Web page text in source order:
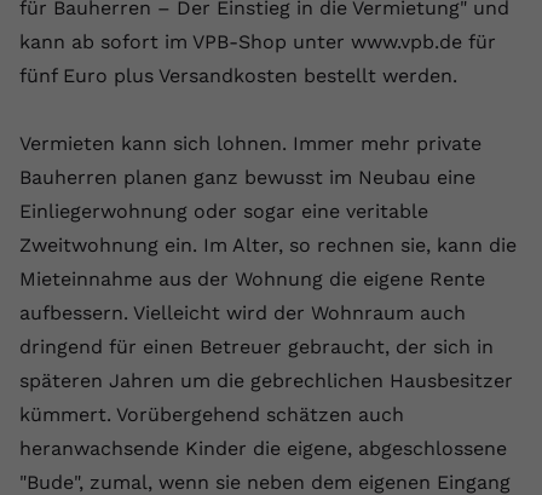
für Bauherren – Der Einstieg in die Vermietung" und
kann ab sofort im VPB-Shop unter www.vpb.de für
fünf Euro plus Versandkosten bestellt werden.
Vermieten kann sich lohnen. Immer mehr private
Bauherren planen ganz bewusst im Neubau eine
Einliegerwohnung oder sogar eine veritable
Zweitwohnung ein. Im Alter, so rechnen sie, kann die
Mieteinnahme aus der Wohnung die eigene Rente
aufbessern. Vielleicht wird der Wohnraum auch
dringend für einen Betreuer gebraucht, der sich in
späteren Jahren um die gebrechlichen Hausbesitzer
kümmert. Vorübergehend schätzen auch
heranwachsende Kinder die eigene, abgeschlossene
"Bude", zumal, wenn sie neben dem eigenen Eingang
Laufzeit 1 Jahr
Zweck
Dieser Wert speichert Ihre Consent-
Einstellungen. Unter anderem eine
historische Speicherung Ihrer
Webseiten-Betreiber dies eingestellt
hat.
Anbieter VPB.de
Zweck
Dieses Cookie wird verwendet, um die
Speicherung von
Zweck
wiederzuerkennen und statistische
Informationen zur Nutzung der
Website zu erfassen.
Name _gcl au
Zweck
Conversion-Tracking verwendet, um
Werbeklicks der Nutzung auf unserer
Website zuzuordnen.
Cookie-Informationen anzeigen
Externe Inhalte
Name vuid
Laufzeit 2 Jahre
Zweck
Vimeo installiert dieses Cookie, um
Tracking-Informationen zu sammeln,
indem es eine eindeutige ID zum
Einbetten von Videos auf der Website
setzt.
Cookie-Informationen anzeigen